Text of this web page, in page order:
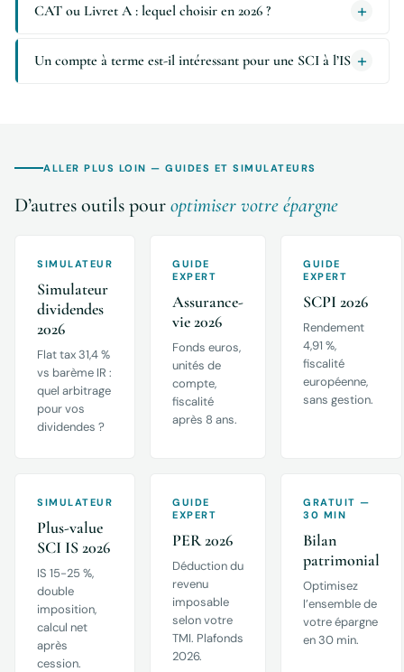
CAT ou Livret A : lequel choisir en 2026 ?
Un compte à terme est-il intéressant pour une SCI à l’IS ?
ALLER PLUS LOIN — GUIDES ET SIMULATEURS
D’autres outils pouroptimiser votre épargne
SIMULATEUR
Simulateur
dividendes
2026
Flat tax 31,4 %
vs barème IR :
quel arbitrage
pour vos
dividendes ?
GUIDE
EXPERT
Assurance-
vie 2026
Fonds euros,
unités de
compte,
fiscalité
après 8 ans.
GUIDE
EXPERT
SCPI 2026
Rendement
4,91 %,
fiscalité
européenne,
sans gestion.
SIMULATEUR
Plus-value
SCI IS 2026
IS 15-25 %,
double
imposition,
calcul net
après
cession.
GUIDE
EXPERT
PER 2026
Déduction du
revenu
imposable
selon votre
TMI. Plafonds
2026.
GRATUIT —
30 MIN
Bilan
patrimonial
Optimisez
l’ensemble de
votre épargne
en 30 min.